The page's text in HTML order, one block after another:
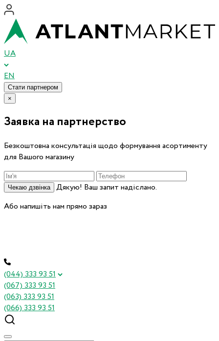
UA
EN
Стати партнером
×
Заявка на партнерство
Безкоштовна консультація щодо формування асортименту
для Вашого магазину
Чекаю дзвінка
Дякую! Ваш запит надіслано.
Або напишіть нам прямо зараз
(044) 333 93 51
(067) 333 93 51
(063) 333 93 51
(066) 333 93 51